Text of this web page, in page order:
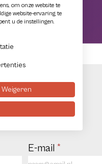
E-mail *
om onze website te
website-ervaring te
u de instellingen.
Weigeren